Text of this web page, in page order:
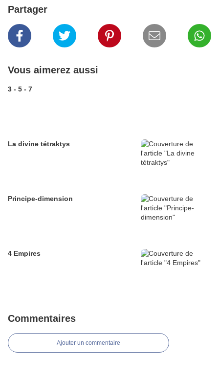
Partager
Vous aimerez aussi
3 - 5 - 7
La divine tétraktys
Principe-dimension
4 Empires
Commentaires
Ajouter un commentaire